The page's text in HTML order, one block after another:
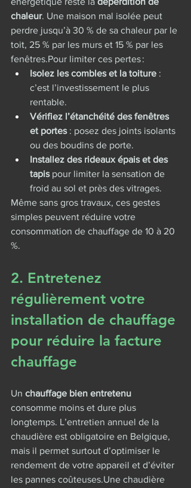
chaleur. Une maison mal isolée peut
perdre jusqu’à 30 % de sa chaleur par le
toit, 25 % par les murs et 15 % par les
fenêtres.Pour limiter ces pertes :
Isolez les combles et la toiture :
c’est l’investissement le plus
rentable.
Vérifiez l’étanchéité des fenêtres
et portes : posez des joints isolants
ou des boudins de porte.
Installez des rideaux épais et des
tapis pour limiter la sensation de
froid au sol et près des vitrages.
Même sans gros travaux, ces gestes
simples peuvent réduire votre
consommation de chauffage de 10 à 20
%.
2. Entretenez
régulièrement votre
installation de chauffage
pour réduire la facture
chauffage
Un chauffage bien entretenu
consomme moins et dure plus
longtemps. L’entretien annuel de la
chaudière est obligatoire en Belgique,
mais il permet surtout d’optimiser le
rendement de votre appareil et d’éviter
les pannes coûteuses.Une chaudière